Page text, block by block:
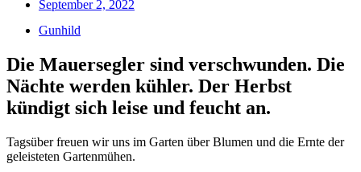
September 2, 2022
Gunhild
Die Mauersegler sind verschwunden. Die
Nächte werden kühler. Der Herbst
kündigt sich leise und feucht an.
Tagsüber freuen wir uns im Garten über Blumen und die Ernte der
geleisteten Gartenmühen.